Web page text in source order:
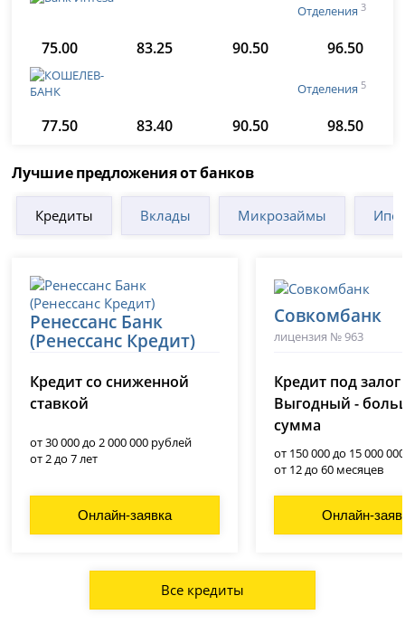
Отделения 3
75.00 83.25 90.50 96.50
Отделения 5
77.50 83.40 90.50 98.50
Лучшие предложения от банков
Кредиты Вклады Микрозаймы
Ренессанс Банк
(Ренессанс Кредит)
Кредит со сниженной
ставкой
от 30 000 до 2 000 000 рублей
от 2 до 7 лет
Онлайн-заявка
Совкомбанк
лицензия № 963
Кредит под залог
Выгодный -
сумма
от 150 000 до 15 000
от 12 до 60 месяцев
Онлайн-
Все кредиты